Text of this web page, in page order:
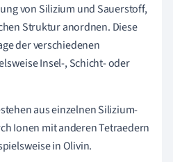
von Silizium und Sauerstoff,
Struktur anordnen. Diese
der verschiedenen
Insel-, Schicht- oder
aus einzelnen Silizium-
Ionen mit anderen Tetraedern
in Olivin.